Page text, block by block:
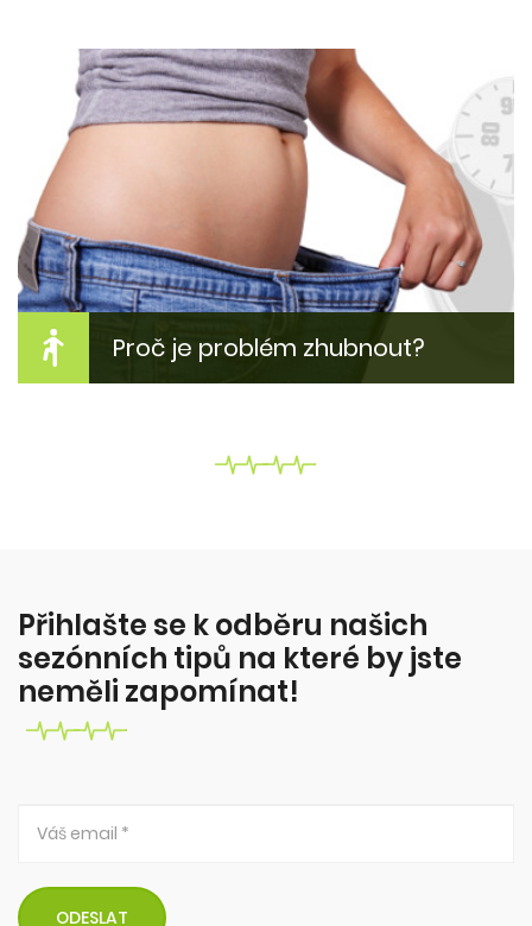
Máte dobrý pitný režim?
Pití čísté vody může být pro něho problém. Proč?
Kolik toho vypít? A jak to změnit?
Více zde...
Proč je problém zhubnout?
Přihlašte se k odběru našich
sezónních tipů na které by jste
neměli zapomínat!